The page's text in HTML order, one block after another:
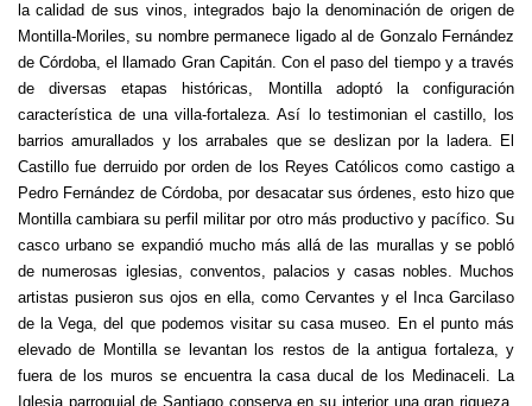
la calidad de sus vinos, integrados bajo la denominación de origen de
Montilla-Moriles, su nombre permanece ligado al de Gonzalo Fernández
de Córdoba, el llamado Gran Capitán. Con el paso del tiempo y a través
de diversas etapas históricas, Montilla adoptó la configuración
característica de una villa-fortaleza. Así lo testimonian el castillo, los
barrios amurallados y los arrabales que se deslizan por la ladera. El
Castillo fue derruido por orden de los Reyes Católicos como castigo a
Pedro Fernández de Córdoba, por desacatar sus órdenes, esto hizo que
Montilla cambiara su perfil militar por otro más productivo y pacífico. Su
casco urbano se expandió mucho más allá de las murallas y se pobló
de numerosas iglesias, conventos, palacios y casas nobles. Muchos
artistas pusieron sus ojos en ella, como Cervantes y el Inca Garcilaso
de la Vega, del que podemos visitar su casa museo. En el punto más
elevado de Montilla se levantan los restos de la antigua fortaleza, y
fuera de los muros se encuentra la casa ducal de los Medinaceli. La
Iglesia parroquial de Santiago conserva en su interior una gran riqueza,